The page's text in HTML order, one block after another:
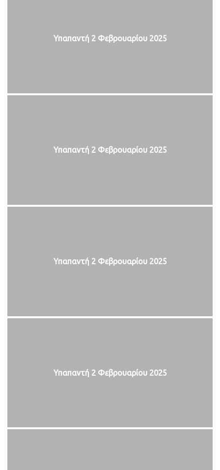
Υπαπαντή 2 Φεβρουαρίου 2025
Υπαπαντή 2 Φεβρουαρίου 2025
Υπαπαντή 2 Φεβρουαρίου 2025
Υπαπαντή 2 Φεβρουαρίου 2025